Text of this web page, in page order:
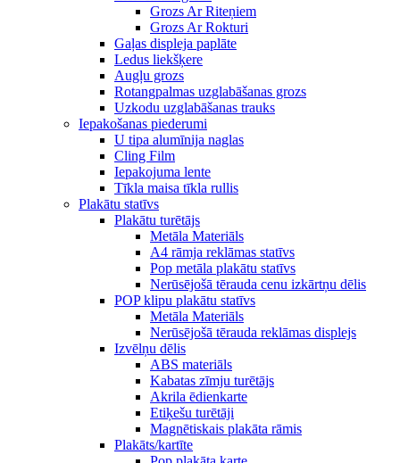
Grozs Ar Riteņiem
Grozs Ar Rokturi
Gaļas displeja paplāte
Ledus liekšķere
Augļu grozs
Rotangpalmas uzglabāšanas grozs
Uzkodu uzglabāšanas trauks
Iepakošanas piederumi
U tipa alumīnija naglas
Cling Film
Iepakojuma lente
Tīkla maisa tīkla rullis
Plakātu statīvs
Plakātu turētājs
Metāla Materiāls
A4 rāmja reklāmas statīvs
Pop metāla plakātu statīvs
Nerūsējošā tērauda cenu izkārtņu dēlis
POP klipu plakātu statīvs
Metāla Materiāls
Nerūsējošā tērauda reklāmas displejs
Izvēlņu dēlis
ABS materiāls
Kabatas zīmju turētājs
Akrila ēdienkarte
Etiķešu turētāji
Magnētiskais plakāta rāmis
Plakāts/kartīte